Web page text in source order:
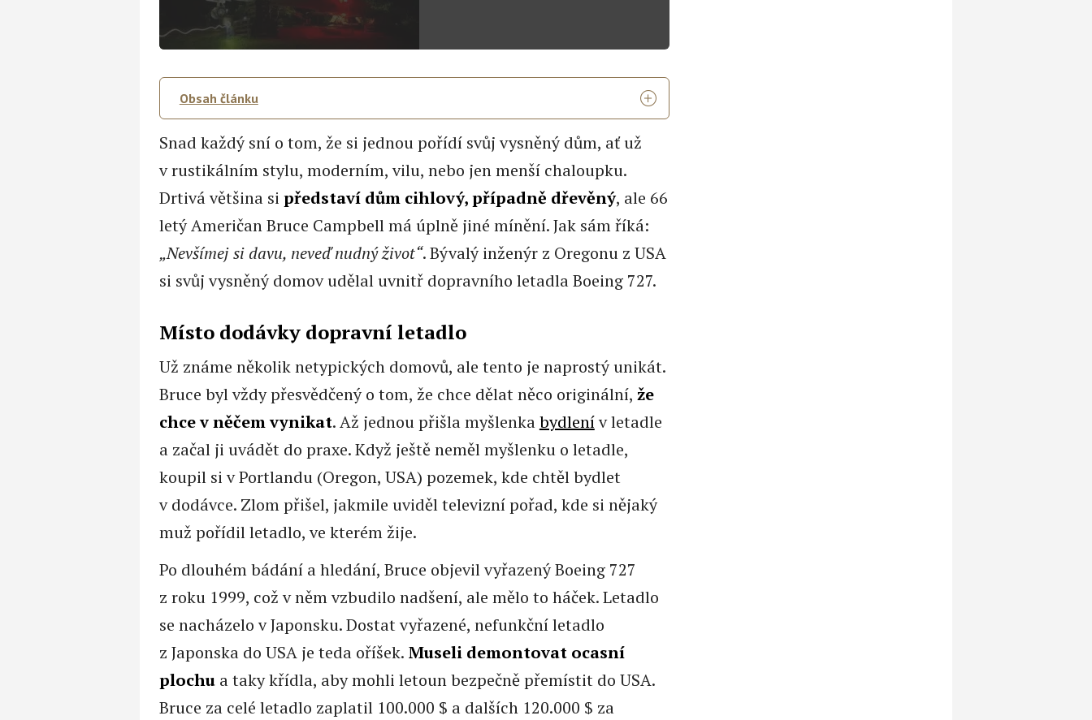
Obsah článku
Snad každý sní o tom, že si jednou pořídí svůj vysněný dům, ať už
v rustikálním stylu, moderním, vilu, nebo jen menší chaloupku.
Drtivá většina si představí dům cihlový, případně dřevěný, ale 66
letý Američan Bruce Campbell má úplně jiné mínění. Jak sám říká:
„Nevšímej si davu, neveď nudný život“. Bývalý inženýr z Oregonu z USA
si svůj vysněný domov udělal uvnitř dopravního letadla Boeing 727.
Místo dodávky dopravní letadlo
Už známe několik netypických domovů, ale tento je naprostý unikát.
Bruce byl vždy přesvědčený o tom, že chce dělat něco originální, že
chce v něčem vynikat. Až jednou přišla myšlenkabydlenív letadle
a začal ji uvádět do praxe. Když ještě neměl myšlenku o letadle,
koupil si v Portlandu (Oregon, USA) pozemek, kde chtěl bydlet
v dodávce. Zlom přišel, jakmile uviděl televizní pořad, kde si nějaký
muž pořídil letadlo, ve kterém žije.
Po dlouhém bádání a hledání, Bruce objevil vyřazený Boeing 727
z roku 1999, což v něm vzbudilo nadšení, ale mělo to háček. Letadlo
se nacházelo v Japonsku. Dostat vyřazené, nefunkční letadlo
z Japonska do USA je teda oříšek. Museli demontovat ocasní
plochua taky křídla, aby mohli letoun bezpečně přemístit do USA.
Bruce za celé letadlo zaplatil 100.000 $ a dalších 120.000 $ za